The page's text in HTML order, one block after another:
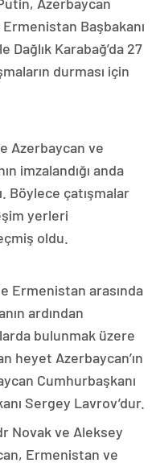
Başbakanı
Dağlık Karabağ’da 27
durması için
Azerbaycan ve
imzalandığı anda
Böylece çatışmalar
yerleri
oldu.
Ermenistan arasında
ardından
bulunmak üzere
heyet Azerbaycan’ın
Cumhurbaşkanı
Sergey Lavrov’dur.
Novak ve Aleksey
Ermenistan ve